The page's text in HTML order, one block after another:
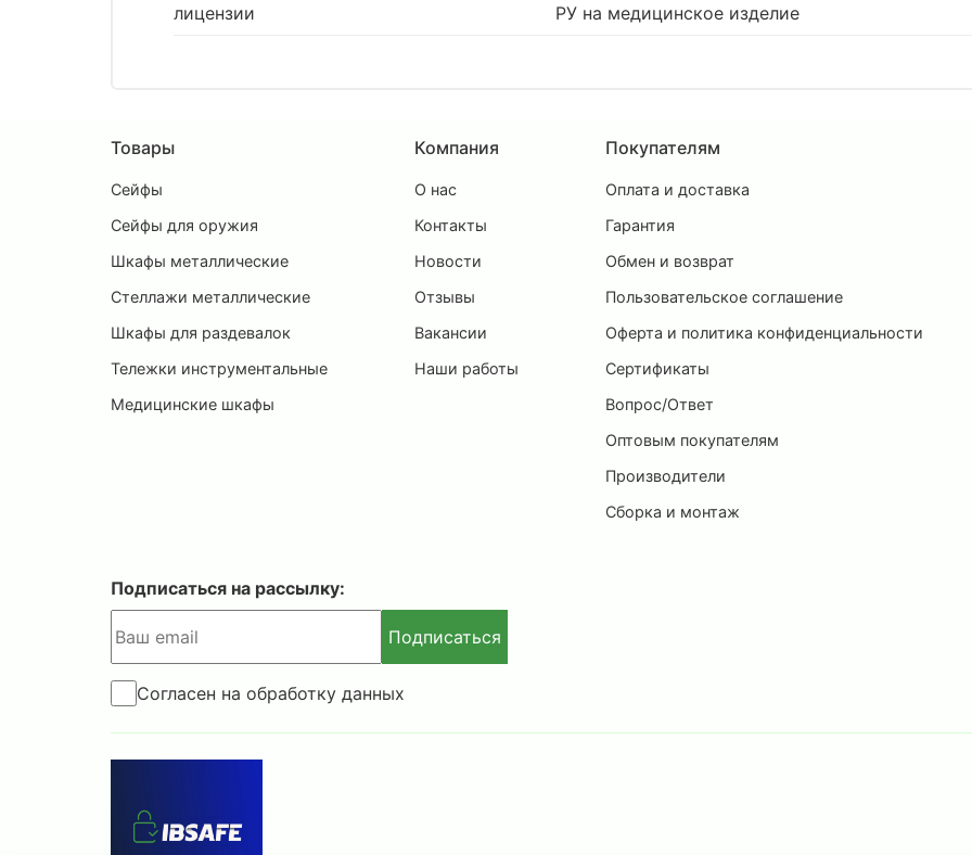
лицензии
РУ на медицинское изделие
Товары
Сейфы
Сейфы для оружия
Шкафы металлические
Стеллажи металлические
Шкафы для раздевалок
Тележки инструментальные
Медицинские шкафы
Компания
О нас
Контакты
Новости
Отзывы
Вакансии
Наши работы
Покупателям
Оплата и доставка
Гарантия
Обмен и возврат
Пользовательское соглашение
Оферта и политика конфиденциальности
Сертификаты
Вопрос/Ответ
Оптовым покупателям
Производители
Сборка и монтаж
Подписаться на рассылку:
Подписаться
Согласен на обработку данных